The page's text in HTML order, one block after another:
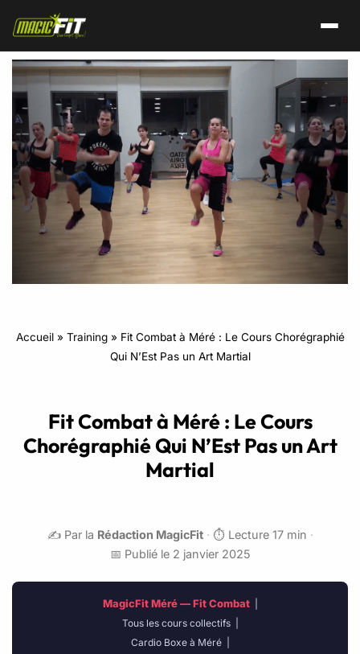
Accueil» Training» Fit Combat à Méré : Le Cours Chorégraphié
Qui N’Est Pas un Art Martial
Fit Combat à Méré : Le Cours
Chorégraphié Qui N’Est Pas un Art
Martial
✍️ Par la Rédaction MagicFit · ⏱️ Lecture 17 min ·
📅 Publié le 2 janvier 2025
MagicFit Méré — Fit Combat|
Tous les cours collectifs|
Cardio Boxe à Méré|